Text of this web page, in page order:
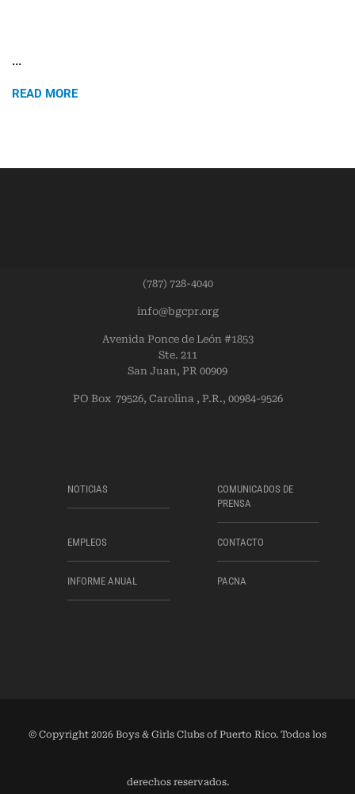
...
READ MORE
(787) 728-4040
info@bgcpr.org
Avenida Ponce de León #1853
Ste. 211
San Juan, PR 00909
PO Box 79526, Carolina , P.R., 00984-9526
NOTICIAS
COMUNICADOS DE
PRENSA
EMPLEOS CONTACTO
INFORME ANUAL PACNA
© Copyright 2026 Boys & Girls Clubs of Puerto Rico. Todos los
derechos reservados.